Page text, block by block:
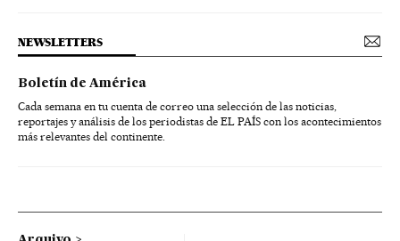
NEWSLETTERS
Boletín de América
Cada semana en tu cuenta de correo una selección de las noticias,
reportajes y análisis de los periodistas de EL PAÍS con los acontecimientos
más relevantes del continente.